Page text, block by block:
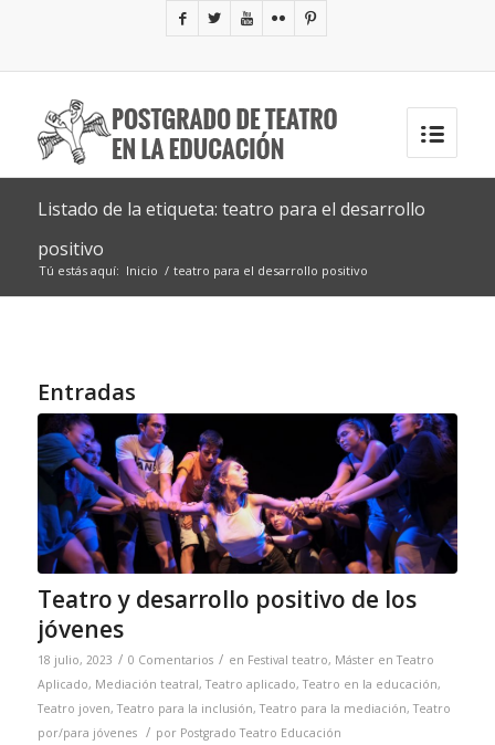
Listado de la etiqueta: teatro para el desarrollo
positivo
Tú estás aquí: Inicio / teatro para el desarrollo positivo
Entradas
Teatro y desarrollo positivo de los
jóvenes
18 julio, 2023 / 0 Comentarios / en Festival teatro, Máster en Teatro
Aplicado, Mediación teatral,Teatro aplicado,Teatro en la educación,
Teatro joven,Teatro para la inclusión,Teatro para la mediación,Teatro
por/para jóvenes
/ por Postgrado Teatro Educación